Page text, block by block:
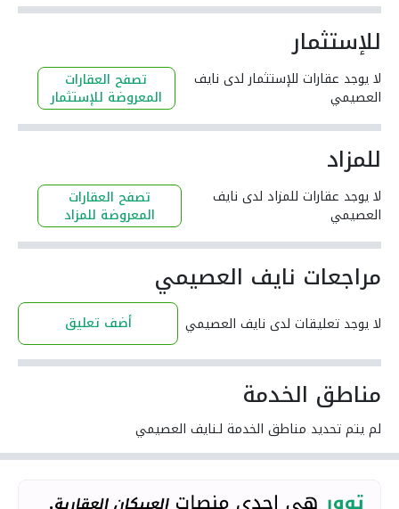
للإستثمار
لا يوجد عقارات للإستثمار لدى نايف
العصيمي
تصفح العقارات
المعروضة للإستثمار
للمزاد
لا يوجد عقارات للمزاد لدى نايف
العصيمي
تصفح العقارات
المعروضة للمزاد
مراجعات نايف العصيمي
لا يوجد تعليقات لدى نايف العصيمي أضف تعليق
مناطق الخدمة
لم يتم تحديد مناطق الخدمة لـنايف العصيمي